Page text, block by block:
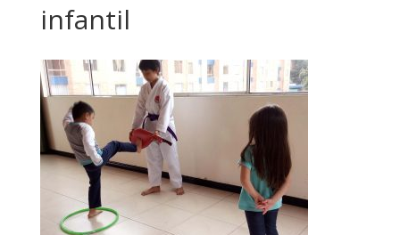
infantil